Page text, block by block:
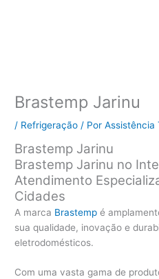
Brastemp Jarinu
/ Refrigeração / PorAssistência
Brastemp Jarinu
Brastemp Jarinu no
Atendimento
Cidades
A marca Brastemp é
sua qualidade, inovação e
eletrodomésticos.
Com uma vasta gama de